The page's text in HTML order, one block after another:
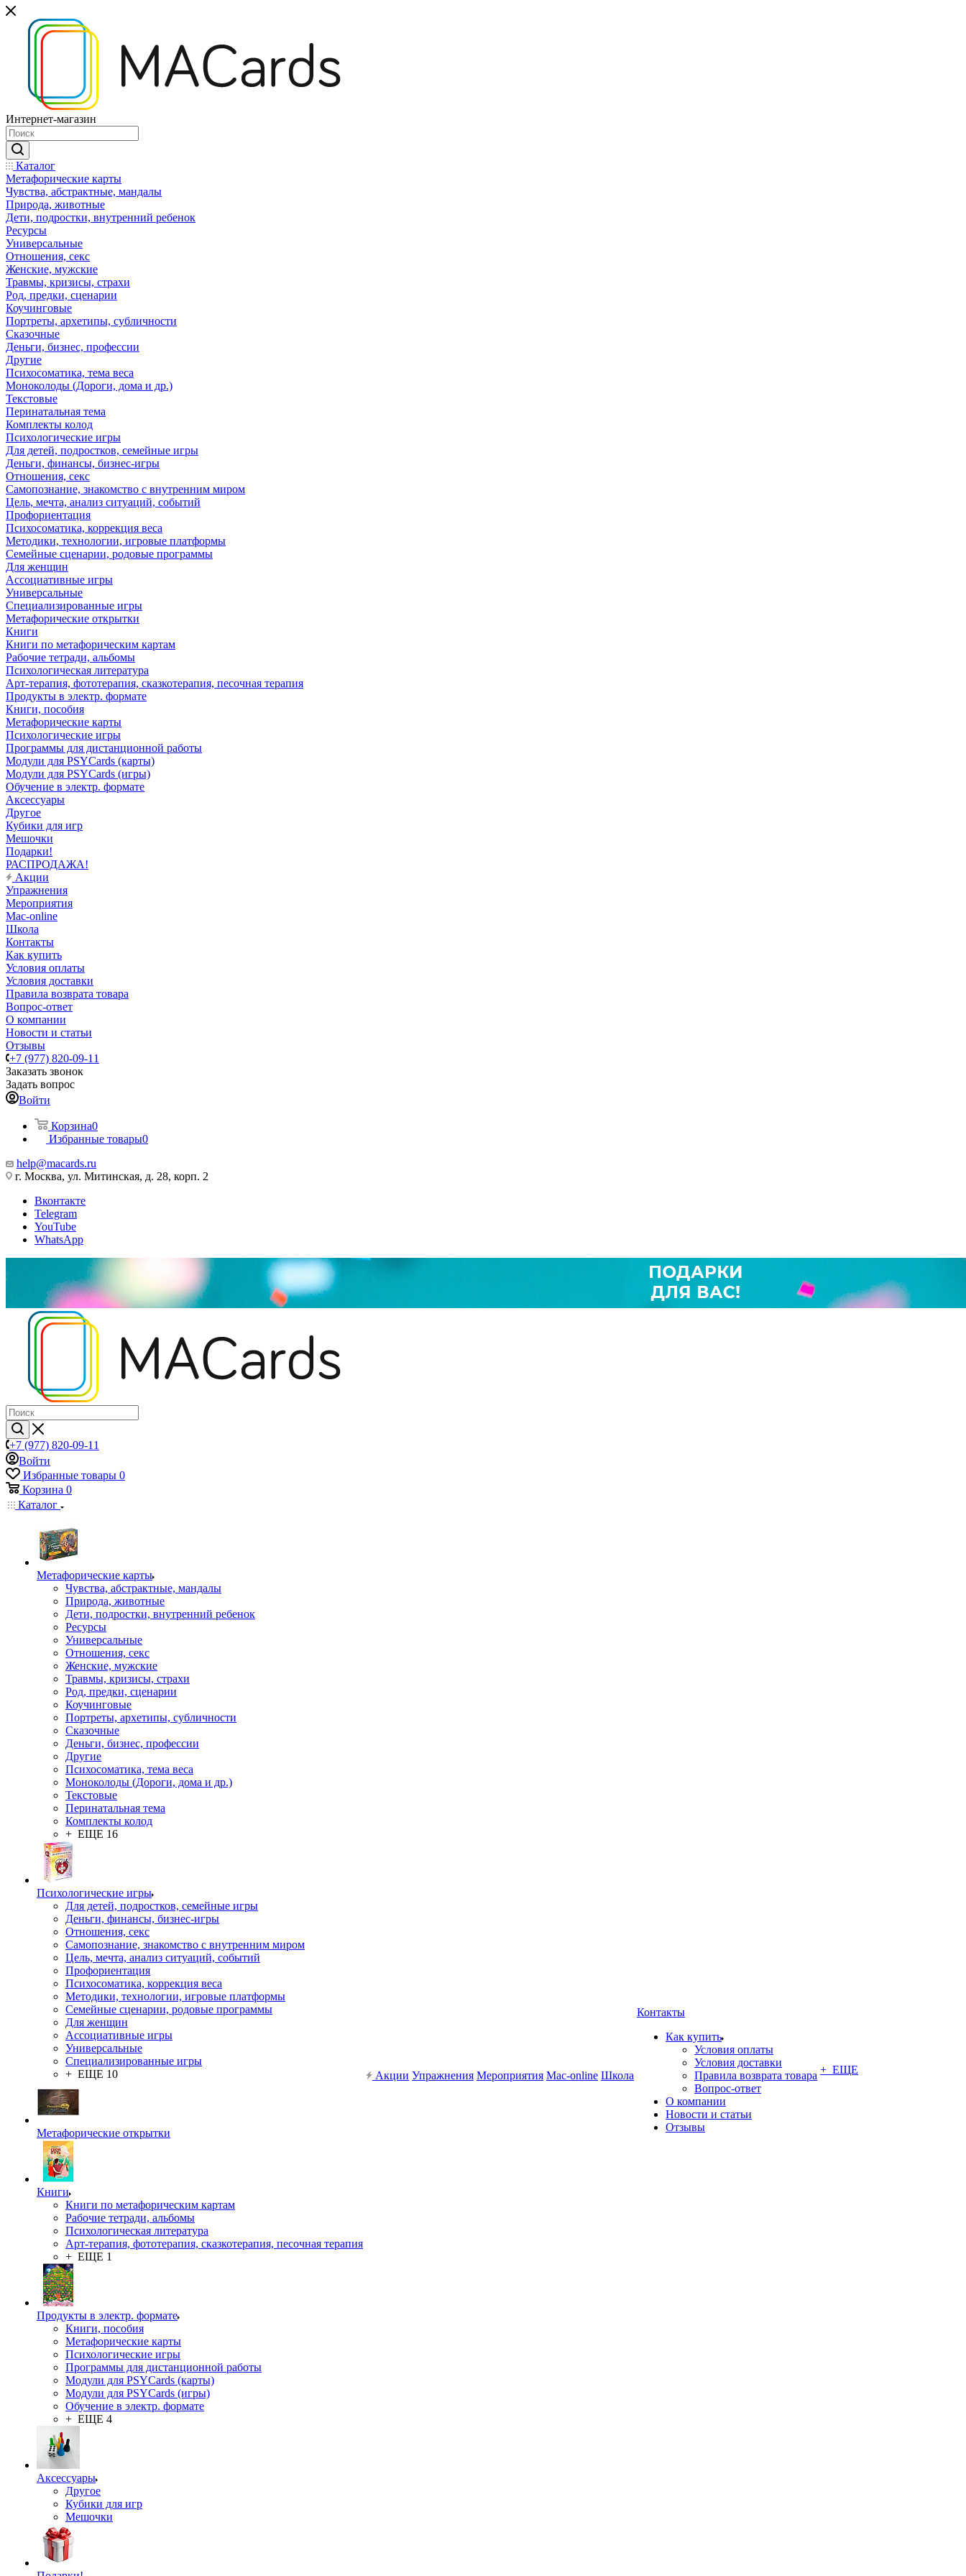
Интернет-магазин
Каталог
Mетафорические карты
Чувства, абстрактные, мандалы
Природа, животные
Дети, подростки, внутренний ребенок
Ресурсы
Универсальные
Отношения, секс
Женские, мужские
Травмы, кризисы, страхи
Род, предки, сценарии
Коучинговые
Портреты, архетипы, субличности
Сказочные
Деньги, бизнес, профессии
Другие
Психосоматика, тема веса
Моноколоды (Дороги, дома и др.)
Текстовые
Перинатальная тема
Комплекты колод
Психологические игры
Для детей, подростков, семейные игры
Деньги, финансы, бизнес-игры
Отношения, секс
Самопознание, знакомство с внутренним миром
Цель, мечта, анализ ситуаций, событий
Профориентация
Психосоматика, коррекция веса
Методики, технологии, игровые платформы
Семейные сценарии, родовые программы
Для женщин
Ассоциативные игры
Универсальные
Специализированные игры
Метафорические открытки
Книги
Книги по метафорическим картам
Рабочие тетради, альбомы
Психологическая литература
Арт-терапия, фототерапия, сказкотерапия, песочная терапия
Продукты в электр. формате
Книги, пособия
Метафорические карты
Психологические игры
Программы для дистанционной работы
Модули для PSYCards (карты)
Модули для PSYCards (игры)
Обучение в электр. формате
Аксессуары
Другое
Кубики для игр
Мешочки
Подарки!
РАСПРОДАЖА!
Акции
Упражнения
Мероприятия
Mac-online
Школа
Контакты
Как купить
Условия оплаты
Условия доставки
Правила возврата товара
Вопрос-ответ
О компании
Новости и статьи
Отзывы
+7 (977) 820-09-11
Заказать звонок
Задать вопрос
Войти
Корзина0
Избранные товары0
help@macards.ru
г. Москва, ул. Митинская, д. 28, корп. 2
Вконтакте
Telegram
YouTube
WhatsApp
+7 (977) 820-09-11
Войти
Избранные товары 0
Корзина 0
Каталог
Mетафорические карты
Чувства, абстрактные, мандалы
Природа, животные
Дети, подростки, внутренний ребенок
Ресурсы
Универсальные
Отношения, секс
Женские, мужские
Травмы, кризисы, страхи
Род, предки, сценарии
Коучинговые
Портреты, архетипы, субличности
Сказочные
Деньги, бизнес, профессии
Другие
Психосоматика, тема веса
Моноколоды (Дороги, дома и др.)
Текстовые
Перинатальная тема
Комплекты колод
+ ЕЩЕ 16
Психологические игры
Для детей, подростков, семейные игры
Деньги, финансы, бизнес-игры
Отношения, секс
Самопознание, знакомство с внутренним миром
Цель, мечта, анализ ситуаций, событий
Профориентация
Психосоматика, коррекция веса
Методики, технологии, игровые платформы
Семейные сценарии, родовые программы
Для женщин
Ассоциативные игры
Универсальные
Специализированные игры
+ ЕЩЕ 10
Метафорические открытки
Книги
Книги по метафорическим картам
Рабочие тетради, альбомы
Психологическая литература
Арт-терапия, фототерапия, сказкотерапия, песочная терапия
+ ЕЩЕ 1
Продукты в электр. формате
Книги, пособия
Метафорические карты
Психологические игры
Программы для дистанционной работы
Модули для PSYCards (карты)
Модули для PSYCards (игры)
Обучение в электр. формате
+ ЕЩЕ 4
Аксессуары
Другое
Кубики для игр
Мешочки
Акции Упражнения Мероприятия Mac-online Школа
Контакты
Как купить
Условия оплаты
Условия доставки
Правила возврата товара
Вопрос-ответ
О компании
Новости и статьи
Отзывы
+ ЕЩЕ